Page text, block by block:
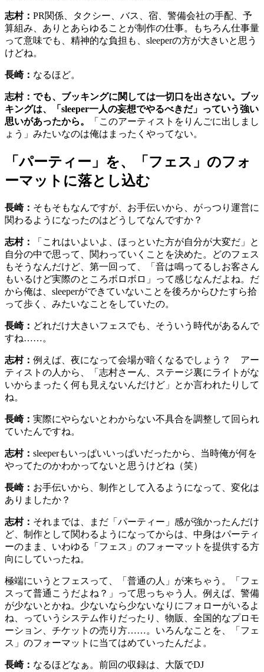
志村： PR関係、タクシー、バス、宿、警備会社の手配、予
算組み、ありとあらゆることが制作の仕事。もちろん仕事量
って意味でも、精神的な負担も、sleeperの方が大きいと思う
けどね。
長崎： なるほど。
志村： でも、ブッキングに関しては一切口を出さない。ブッ
キングは、「sleeper一人の妄想でやるべきだ」っていう強い
思いがあったから。
「このアーティストをりんごに出しまし
ょう」みたいなのは俺はまったくやってない。
「パーティー」を、「フェス」のフォ
ーマットに落とし込む
長崎： そもそもなんですが、お手伝いから、がっつり運営に
関わるようになったのはどうしてなんですか？
志村：
「これはいよいよ、ほっといた方が自分が大変だ」と
自分の中で思って、関わっていくことを決めた。どのフェス
もそうなんだけど、第一回って、「音は鳴ってるしお客さん
もいるけど実際のところボロボロ」って感じなんだよね。だ
から俺は、sleeperができていないことを後ろからひたすら拾
って歩く、みたいなことをしていたの。
長崎： どれだけ大きいフェスでも、そういう時代があるんで
すね……。
志村： 例えば、夜になって会場が暗くなるでしょう？ アー
ティストの人から、「志村さーん、ステージ裏にライトがな
いからまったく何も見えないんだけど」とか言われたりして
ね。
長崎： 実際にやらないとわからない不具合を調整して回られ
ていたんですね。
志村： sleeperもいっぱいいっぱいだったから、当時俺が何を
やってたのかわかってないと思うけどね（笑）
長崎： お手伝いから、制作として入るようになって、変化は
ありましたか？
志村： それまでは、まだ「パーティー」感が強かったんだけ
ど、制作として関わるようになってからは、中身はパーティ
ーのまま、いわゆる「フェス」のフォーマットを提供する方
向にしていったね。
極端にいうとフェスって、「普通の人」が来ちゃう。「フェ
スって普通こうだよね？」って思っちゃう人。例えば、警備
が少ないとかね。少ないなら少ないなりにフォローがいるよ
ね、っていうシステム作りだったり、物販、全国的なプロモ
ーション、チケットの売り方……。いろんなことを、「フェ
ス」のフォーマットに当てはめていったんだよ。
長崎： なるほどなぁ。前回の収録は、大阪でDJ